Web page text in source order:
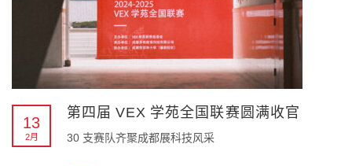
13
2月
第四届 VEX 学苑全国联赛圆满收官
30 支赛队齐聚成都展科技风采